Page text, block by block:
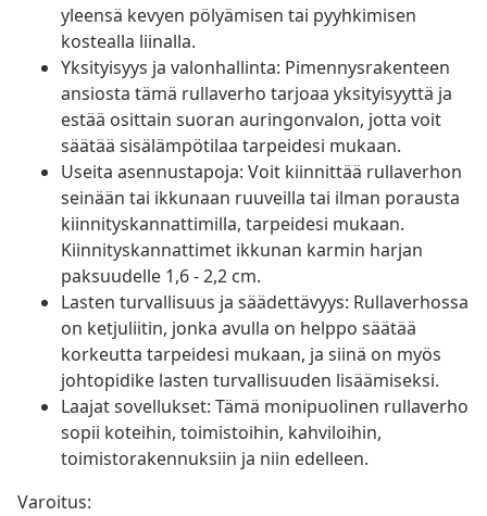
yleensä kevyen pölyämisen tai pyyhkimisen
kostealla liinalla.
Yksityisyys ja valonhallinta: Pimennysrakenteen
ansiosta tämä rullaverho tarjoaa yksityisyyttä ja
estää osittain suoran auringonvalon, jotta voit
säätää sisälämpötilaa tarpeidesi mukaan.
Useita asennustapoja: Voit kiinnittää rullaverhon
seinään tai ikkunaan ruuveilla tai ilman porausta
kiinnityskannattimilla, tarpeidesi mukaan.
Kiinnityskannattimet ikkunan karmin harjan
paksuudelle 1,6 - 2,2 cm.
Lasten turvallisuus ja säädettävyys: Rullaverhossa
on ketjuliitin, jonka avulla on helppo säätää
korkeutta tarpeidesi mukaan, ja siinä on myös
johtopidike lasten turvallisuuden lisäämiseksi.
Laajat sovellukset: Tämä monipuolinen rullaverho
sopii koteihin, toimistoihin, kahviloihin,
toimistorakennuksiin ja niin edelleen.
Varoitus: